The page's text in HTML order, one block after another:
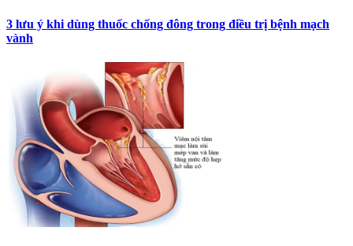
3 lưu ý khi dùng thuốc chống đông trong điều trị bệnh mạch
vành